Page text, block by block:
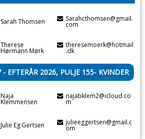
Sarah Thomsen Sarahcthomsen@gmail.
com
Therese
Hørmann Mørk
theresemoerk@hotmail
.dk
EFTERÅR 2026, PULJE 155- KVINDER
Naja
Klemmensen
najabklem2@icloud.co
m
Julie Eg Gertsen julieeggertsen@gmail.c
om